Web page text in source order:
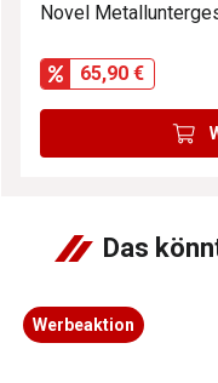
Novel
65,90 €
Das
Werbeaktion